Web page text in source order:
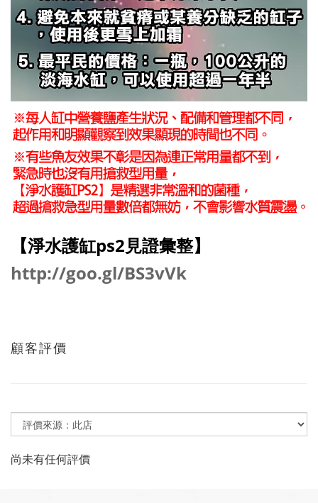
【淨水護缸ps2見證彙整】
http://goo.gl/BS3vVk
顧客評價
尚未有任何評價